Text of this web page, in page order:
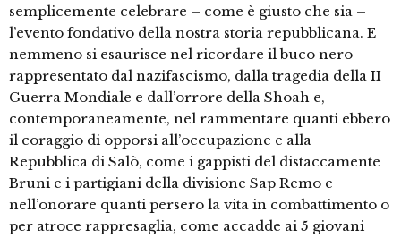
semplicemente celebrare – come è giusto che sia –
l’evento fondativo della nostra storia repubblicana. E
nemmeno si esaurisce nel ricordare il buco nero
rappresentato dal nazifascismo, dalla tragedia della II
Guerra Mondiale e dall’orrore della Shoah e,
contemporaneamente, nel rammentare quanti ebbero
il coraggio di opporsi all’occupazione e alla
Repubblica di Salò, come i gappisti del distaccamente
Bruni e i partigiani della divisione Sap Remo e
nell’onorare quanti persero la vita in combattimento o
per atroce rappresaglia, come accadde ai 5 giovani